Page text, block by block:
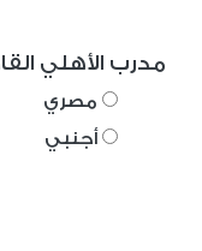
مدرب الأهلي
مصري
أجنبي